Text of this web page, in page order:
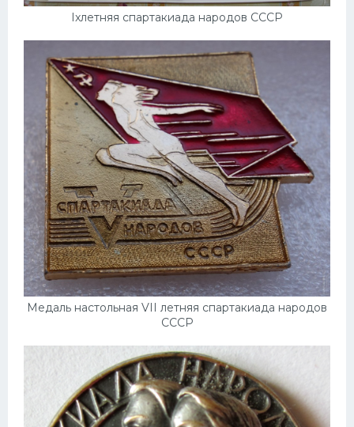
Ixлетняя спартакиада народов СССР
Медаль настольная VII летняя спартакиада народов
СССР